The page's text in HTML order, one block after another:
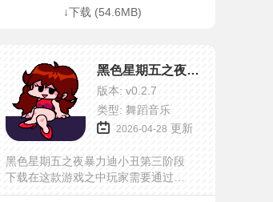
挑战性，非常考验玩家们的手速和对
↓下载 (54.6MB)
黑色星期五之夜暴力迪小丑
版本: v0.2.7
类型: 舞蹈音乐
2026-04-28 更新
黑色星期五之夜暴力迪小丑第三阶段
下载在这款游戏之中玩家需要通过根
据音乐的节奏来按下按键得分，各种